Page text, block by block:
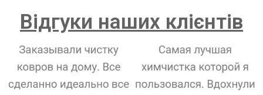
Відгуки наших клієнтів